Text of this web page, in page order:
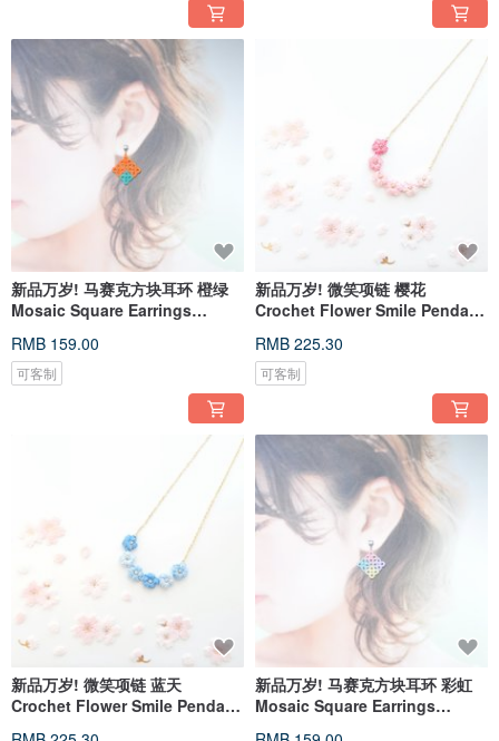
新品万岁! 马赛克方块耳环 橙绿
Mosaic Square Earrings
RMB 159.00
可客制
新品万岁! 微笑项链 樱花
Crochet Flower Smile Pendant
RMB 225.30
可客制
新品万岁! 微笑项链 蓝天
Crochet Flower Smile Pendant
新品万岁! 马赛克方块耳环 彩虹
Mosaic Square Earrings